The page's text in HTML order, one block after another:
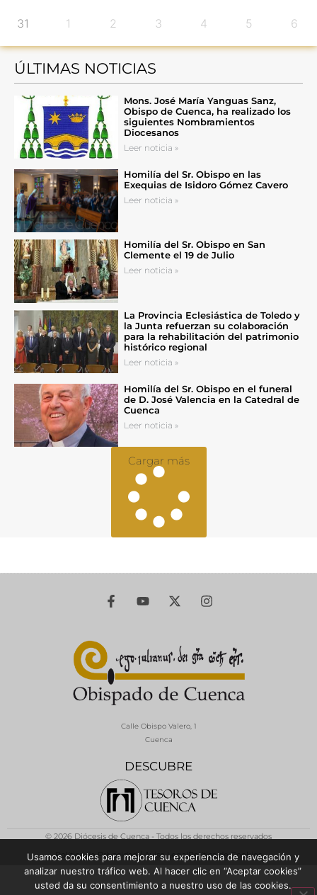
31 1 2 3 4 5 6
ÚLTIMAS NOTICIAS
Mons. José María Yanguas Sanz,
Obispo de Cuenca, ha realizado los
siguientes Nombramientos
Diocesanos
Leer noticia »
Homilía del Sr. Obispo en las
Exequias de Isidoro Gómez Cavero
Leer noticia »
Homilía del Sr. Obispo en San
Clemente el 19 de Julio
Leer noticia »
La Provincia Eclesiástica de Toledo y
la Junta refuerzan su colaboración
para la rehabilitación del patrimonio
histórico regional
Leer noticia »
Homilía del Sr. Obispo en el funeral
de D. José Valencia en la Catedral de
Cuenca
Leer noticia »
Cargar más
DESCUBRE
Calle Obispo Valero, 1
Cuenca
© 2026 Diócesis de Cuenca - Todos los derechos reservados
Política de Privacidad / Aviso LegalPolítica de Cookies
Usamos cookies para mejorar su experiencia de navegación y
analizar nuestro tráfico web. Al hacer clic en “Aceptar cookies”
usted da su consentimiento a nuestro uso de las cookies.